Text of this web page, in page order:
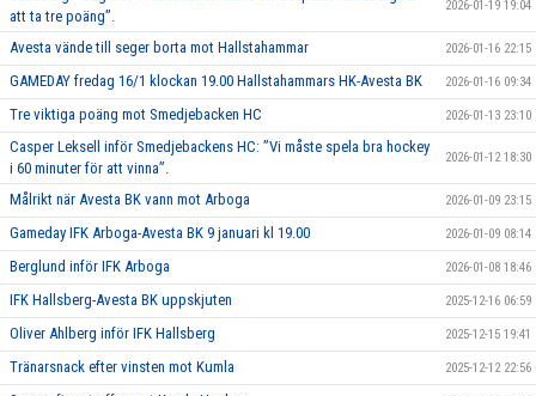
att ta tre poäng”.
2026-01-19 19:04
Avesta vände till seger borta mot Hallstahammar 2026-01-16 22:15
GAMEDAY fredag 16/1 klockan 19.00 Hallstahammars HK-Avesta BK 2026-01-16 09:34
Tre viktiga poäng mot Smedjebacken HC 2026-01-13 23:10
Casper Leksell inför Smedjebackens HC: ”Vi måste spela bra hockey
i 60 minuter för att vinna”.
2026-01-12 18:30
Målrikt när Avesta BK vann mot Arboga 2026-01-09 23:15
Gameday IFK Arboga-Avesta BK 9 januari kl 19.00 2026-01-09 08:14
Berglund inför IFK Arboga 2026-01-08 18:46
IFK Hallsberg-Avesta BK uppskjuten 2025-12-16 06:59
Oliver Ahlberg inför IFK Hallsberg 2025-12-15 19:41
Tränarsnack efter vinsten mot Kumla 2025-12-12 22:56